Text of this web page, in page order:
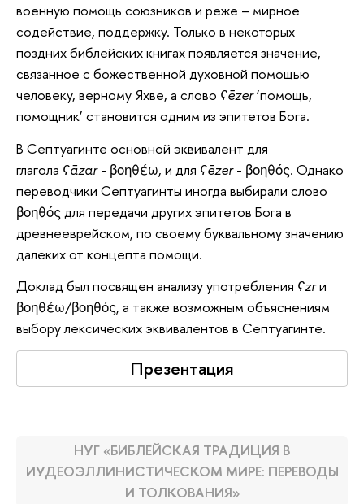
военную помощь союзников и реже – мирное
содействие, поддержку. Только в некоторых
поздних библейских книгах появляется значение,
связанное с божественной духовной помощью
человеку, верному Яхве, а слово ʕēzer‘помощь,
помощник’ становится одним из эпитетов Бога.
В Септуагинте основной эквивалент для
глагола ʕāzar- βοηθέω, и для ʕēzer- βοηθός. Однако
переводчики Септуагинты иногда выбирали слово
βοηθός для передачи других эпитетов Бога в
древнееврейском, по своему буквальному значению
далеких от концепта помощи.
Доклад был посвящен анализу употребления ʕzrи
βοηθέω/βοηθός, а также возможным объяснениям
выбору лексических эквивалентов в Септуагинте.
Презентация
НУГ «БИБЛЕЙСКАЯ ТРАДИЦИЯ В
ИУДЕОЭЛЛИНИСТИЧЕСКОМ МИРЕ: ПЕРЕВОДЫ
И ТОЛКОВАНИЯ»